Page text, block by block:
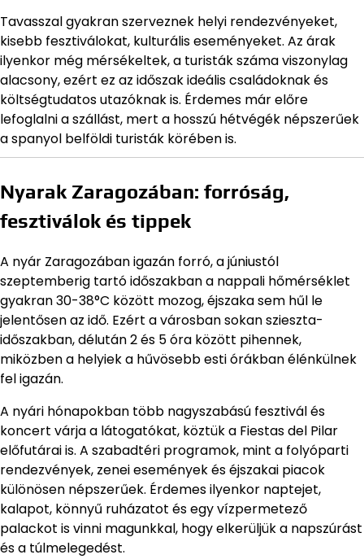
Tavasszal gyakran szerveznek helyi rendezvényeket,
kisebb fesztiválokat, kulturális eseményeket. Az árak
ilyenkor még mérsékeltek, a turisták száma viszonylag
alacsony, ezért ez az időszak ideális családoknak és
költségtudatos utazóknak is. Érdemes már előre
lefoglalni a szállást, mert a hosszú hétvégék népszerűek
a spanyol belföldi turisták körében is.
Nyarak Zaragozában: forróság,
fesztiválok és tippek
A nyár Zaragozában igazán forró, a júniustól
szeptemberig tartó időszakban a nappali hőmérséklet
gyakran 30-38°C között mozog, éjszaka sem hűl le
jelentősen az idő. Ezért a városban sokan szieszta-
időszakban, délután 2 és 5 óra között pihennek,
miközben a helyiek a hűvösebb esti órákban élénkülnek
fel igazán.
A nyári hónapokban több nagyszabású fesztivál és
koncert várja a látogatókat, köztük a Fiestas del Pilar
előfutárai is. A szabadtéri programok, mint a folyóparti
rendezvények, zenei események és éjszakai piacok
különösen népszerűek. Érdemes ilyenkor naptejet,
kalapot, könnyű ruházatot és egy vízpermetező
palackot is vinni magunkkal, hogy elkerüljük a napszúrást
és a túlmelegedést.